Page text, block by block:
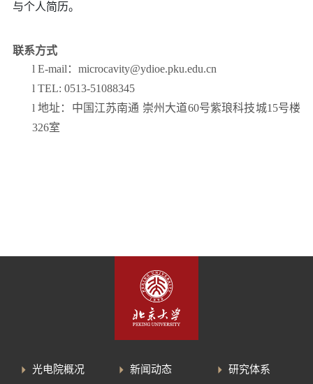
与个人简历。
联系方式
l E-mail：microcavity@ydioe.pku.edu.cn
l TEL: 0513-51088345
l地址：中国江苏南通 崇州大道60号紫琅科技城15号楼
326室
光电院概况 新闻动态
研究体系